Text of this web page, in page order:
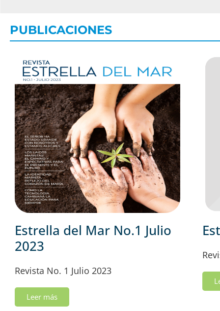
PUBLICACIONES
Estrella del Mar No.1 Julio
2023
Revista No. 1 Julio 2023
Leer más